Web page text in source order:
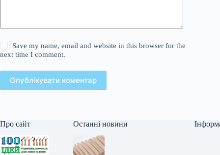
Save my name, email and website in this browser for the
next time I comment.
Опублікувати коментар
Про сайт Останні новини